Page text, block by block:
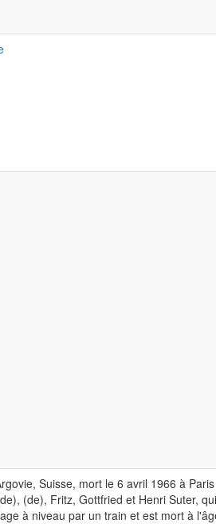
Suisse, mort le 6 avril 1966 à
(de), Fritz, Gottfried et Henri Suter,
à niveau par un train et est mort à